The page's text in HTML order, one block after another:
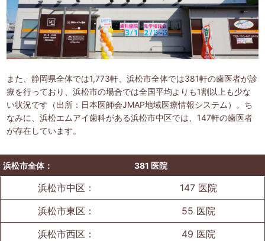
また、静岡県全体では1,773軒、浜松市全体では381軒の歯医者が診
療を行っており、浜松市の場合では全国平均よりも1割以上も少な
い状況です（出所：日本医師会JMAP地域医療情報システム）。ち
なみに、浜松エムアイ歯科がある浜松市中区では、147軒の歯医者
が存在しています。
浜松市全体： 381 医院
浜松市中区：
147 医院
浜松市東区：
55 医院
浜松市西区：
49 医院